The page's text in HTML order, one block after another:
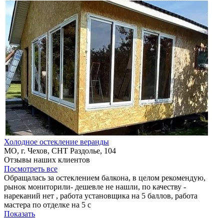
Холодное остекление веранды
МО, г. Чехов, СНТ Раздолье, 104
Отзывы наших клиентов
Посмотреть все
Обращалась за остеклением балкона, в целом рекомендую,
рынок мониторили- дешевле не нашли, по качеству -
нареканий нет , работа установщика на 5 баллов, работа
мастера по отделке на 5 с
Показать